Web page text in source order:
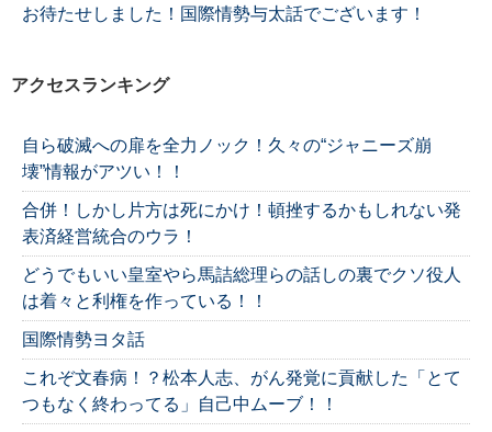
お待たせしました！国際情勢与太話でございます！
アクセスランキング
自ら破滅への扉を全力ノック！久々の“ジャニーズ崩
壊”情報がアツい！！
合併！しかし片方は死にかけ！頓挫するかもしれない発
表済経営統合のウラ！
どうでもいい皇室やら馬詰総理らの話しの裏でクソ役人
は着々と利権を作っている！！
国際情勢ヨタ話
これぞ文春病！？松本人志、がん発覚に貢献した「とて
つもなく終わってる」自己中ムーブ！！